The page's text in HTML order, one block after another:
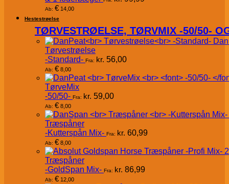
Ab: € 14,00
Hestestrøelse
TØRVESTRØELSE, TØRVMIX -50/50-
Tørvestrøelse
-Standard- Fra: kr. 56,00
Ab: € 8,00
TørveMix
-50/50- Fra: kr. 59,00
Ab: € 8,00
Træspåner
-Kutterspån Mix- Fra: kr. 60,99
Ab: € 8,00
Træspåner
-GoldSpan Mix- Fra: kr. 86,99
Ab: € 12,00